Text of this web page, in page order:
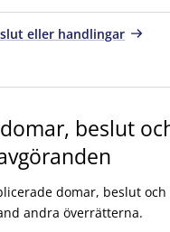
eller handlingar
beslut.
beslut
domar, beslut och
andra överrätterna.